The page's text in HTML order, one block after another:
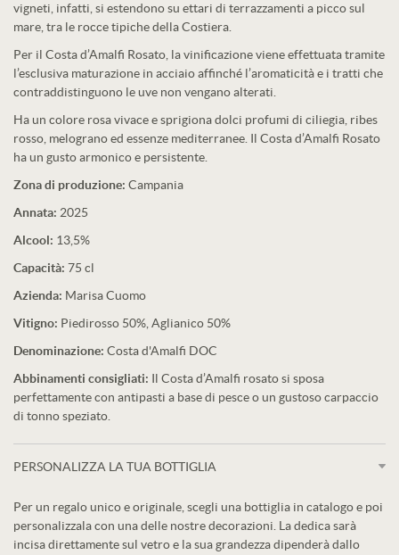
vigneti, infatti, si estendono su ettari di terrazzamenti a picco sul
mare, tra le rocce tipiche della Costiera.
Per il Costa d’Amalfi Rosato, la vinificazione viene effettuata tramite
l’esclusiva maturazione in acciaio affinché l’aromaticità e i tratti che
contraddistinguono le uve non vengano alterati.
Ha un colore rosa vivace e sprigiona dolci profumi di ciliegia, ribes
rosso, melograno ed essenze mediterranee. Il Costa d’Amalfi Rosato
ha un gusto armonico e persistente.
Zona di produzione: Campania
Annata: 2025
Alcool: 13,5%
Capacità: 75 cl
Azienda: Marisa Cuomo
Vitigno: Piedirosso 50%, Aglianico 50%
Denominazione: Costa d'Amalfi DOC
Abbinamenti consigliati: Il Costa d’Amalfi rosato si sposa
perfettamente con antipasti a base di pesce o un gustoso carpaccio
di tonno speziato.
PERSONALIZZA LA TUA BOTTIGLIA
Per un regalo unico e originale, scegli una bottiglia in catalogo e poi
personalizzala con una delle nostre decorazioni. La dedica sarà
incisa direttamente sul vetro e la sua grandezza dipenderà dallo